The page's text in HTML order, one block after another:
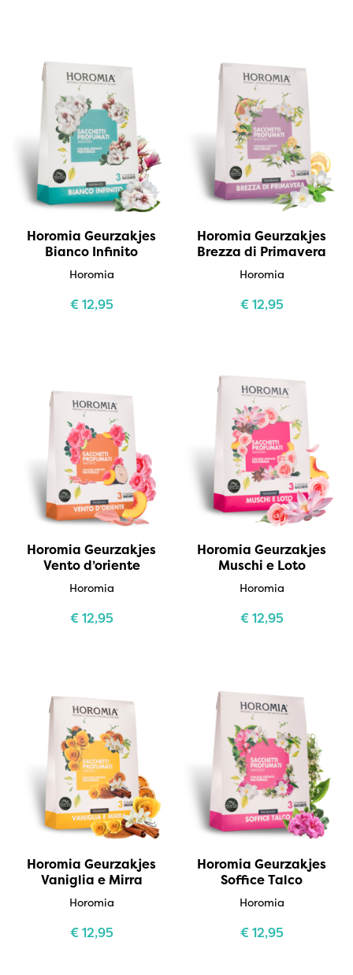
Horomia Geurzakjes
Bianco Infinito
Horomia
€12,95
Horomia Geurzakjes
Brezza di Primavera
Horomia
€12,95
Horomia Geurzakjes
Vento d’oriente
Horomia
€12,95
Horomia Geurzakjes
Muschi e Loto
Horomia
€12,95
Horomia Geurzakjes
Vaniglia e Mirra
Horomia
€12,95
Horomia Geurzakjes
Soffice Talco
Horomia
€12,95